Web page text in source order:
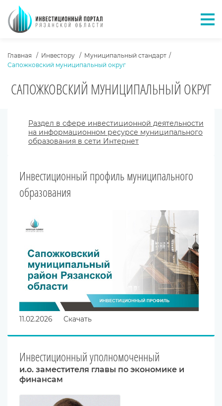
ХЛЕБНЫЕ КРОШКИ
Главная Инвестору
Муниципальный стандарт
Сапожковский муниципальный округ
САПОЖКОВСКИЙ МУНИЦИПАЛЬНЫЙ ОКРУГ
Раздел в сфере инвестиционной деятельности
на информационном ресурсе муниципального
образования в сети Интернет
Инвестиционный профиль муниципального
образования
11.02.2026 Скачать
Инвестиционный уполномоченный
и.о. заместителя главы по экономике и
финансам